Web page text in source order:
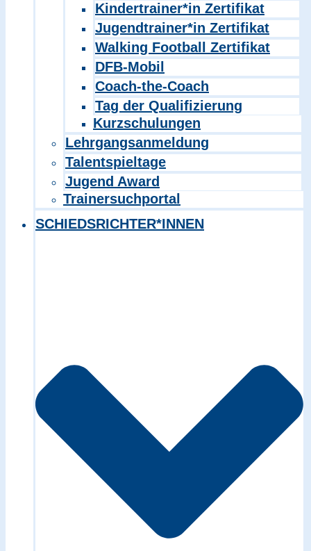
Kindertrainer*in Zertifikat
Jugendtrainer*in Zertifikat
Walking Football Zertifikat
DFB-Mobil
Coach-the-Coach
Tag der Qualifizierung
Kurzschulungen
Lehrgangsanmeldung
Talentspieltage
Jugend Award
Trainersuchportal
SCHIEDSRICHTER*INNEN